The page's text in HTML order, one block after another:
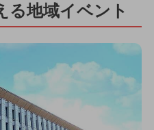
る地域イベント